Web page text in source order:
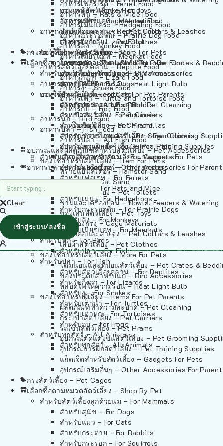
อาหารเฟอร์เร็ต – Ferret Food
อาหารหนู – Rats & Mice Food
อาหารเม่นแคระ – Hedgehog Food
อาหารกระรอกดิน – Prairie Dog Food
อาหารลิง – Monkey Food
อาหารเมียร์แคท – Meerkat Food
อาหารสัตว์เลี้อยคลาน – Reptile Food
อาหารกิ้งก่า – Lizard Food
อาหารงู – Snake Food
อาหารเต่า – Turtle and Tortoise Food
อาหารกบ – Frog Food
อาหารนก – Bird Food
อาหารปลา – Fish Food
อาหารปลา – All Fish Food
อุปกรณและผลิตภัณฑ์สำหรับสัตว์เลี้ยง – Pet Accessories
ของใช้สำหรับสัตว์เลี้ยง – Item For Pets
ทรายแฮมสเตอร์ – Hamster Sand
ทรายแมว – Cat Sand
ห้องน้ำสัตว์เลี้ยง – Pet Toilets
ชามและเครื่องป้อน – Bowls, Feeders & Watering
ของเล่นสัตว์เลี้ยง – Pet Toys
วัสดุรองกรง – Cage Materials
ปลอกคอและสายจูง – Pet Collars & Leashes
เสื้อผ้าสัตว์เลี้ยง – Pet Clothes
ของใช้สำหรับสัตว์เลี้ยง – More For Pets
โดมนอนและที่นอนสัตว์เลี้ยง – Pet Crates &
ของประดับสำหรับนก – Bird Accessories
หลอดไฟให้ความร้อน – Heat Light Bulb
ของใช้สำหรับผู้เลี้ยง – Items For Pet Parents
ผลิตภัณฑ์ทำความสะอาด – Pet Cleaning
กระเป๋าสัตว์เลี้ยง – Pet Carriers
รถเข็นสัตว์เลี้ยง – Pet Prams
อุปกรณ์ตัดแต่งขนสัตว์เลี้ยง – Pet Grooming
อุปกรณ์การฝึกสัตว์เลี้ยง – Pet Training Supplies
แก็ดเจ็ตสำหรับสัตว์เลี้ยง – Gadgets For Pets
อุปกรณ์เสริมอื่นๆ – Other Accessories For
กรงสัตว์เลี้ยง – Pet Cages
เลือกซื้อตามหมวดสัตว์เลี้ยง – Shop By Pet
สำหรับสัตว์เลี้ยงลูกด้วยนม – For Mammals
สำหรับสุนัข – For Dogs
สำหรับแมว – For Cats
สำหรับกระต่าย – For Rabbits
สำหรับกระรอก – For Squirrels
อาหารลิง – Monkey Food
อาหารเมียร์แคท – Meerkat Food
อาหารสัตว์เลี้อยคลาน – Reptile Food
อาหารกิ้งก่า – Lizard Food
อาหารงู – Snake Food
อาหารเต่า – Turtle and Tortoise Food
อาหารกบ – Frog Food
อาหารนก – Bird Food
อาหารปลา – Fish Food
อาหารปลา – All Fish Food
ของเล่นสัตว์เลี้ยง – Pet Toys
วัสดุรองกรง – Cage Materials
ปลอกคอและสายจูง – Pet Collars & Leashes
เสื้อผ้าสัตว์เลี้ยง – Pet Clothes
ของใช้สำหรับสัตว์เลี้ยง – More For Pets
โดมนอนและที่นอนสัตว์เลี้ยง – Pet Crates &
ของประดับสำหรับนก – Bird Accessories
หลอดไฟให้ความร้อน – Heat Light Bulb
ของใช้สำหรับผู้เลี้ยง – Items For Pet Parents
ผลิตภัณฑ์ทำความสะอาด – Pet Cleaning
กระเป๋าสัตว์เลี้ยง – Pet Carriers
รถเข็นสัตว์เลี้ยง – Pet Prams
อุปกรณ์ตัดแต่งขนสัตว์เลี้ยง – Pet Grooming
อุปกรณ์การฝึกสัตว์เลี้ยง – Pet Training Supplies
แก็ดเจ็ตสำหรับสัตว์เลี้ยง – Gadgets For Pets
อุปกรณ์เสริมอื่นๆ – Other Accessories For
กรงสัตว์เลี้ยง – Pet Cages
เลือกซื้อตามหมวดสัตว์เลี้ยง – Shop By Pet
สำหรับสัตว์เลี้ยงลูกด้วยนม – For Mammals
สำหรับสุนัข – For Dogs
สำหรับแมว – For Cats
สำหรับกระต่าย – For Rabbits
สำหรับกระรอก – For Squirrels
สำหรับชินชิล่า – For Chinchillas
สำหรับชูการ์ไกลเดอร์ – For Sugar Gliders
สำหรับหนูแกสบี้ – For Guinea Pigs
สำหรับสัตว์เลี้ยงลูกด้วยนม – For Mammals
สำหรับแฮมสเตอร์ – For Hamsters
สำหรับเฟอเรท – For Ferrets
สำหรับหนู – For Rats and Mice
สำหรับเม่น – For Hedgehogs
สำหรับกระรอกดิน – For Prairie Dogs
สำหรับลิง – For Monkeys
สำหรับเมียร์แคท – For Meerkats
สำหรับนก – For Birds
สำหรับปลา – For Fish
สำหรับปลา – For Fish
สำหรับสัตว์เลื้อยคลาน – For Reptiles
สำหรับกิ้งก่า – For Lizards
สำหรับงู – For Snakes
สำหรับเต่าน้ำ – For Turtles
สำหรับเต่าบก – For Tortoises
สำหรับกบ – For Frogs
สำหรับทุกสัตว์ – All Animals
สำหรับทุกสัตว์ – All Animals
อาหารปลา – Fish Food
Clear
เข้าสู่ระบบ/ลงชื่อ